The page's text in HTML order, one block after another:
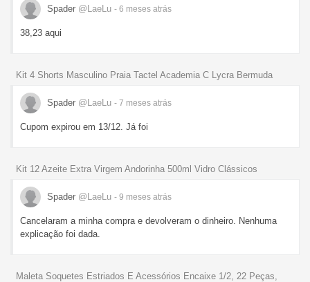
Spader @LaeLu - 6 meses atrás
38,23 aqui
Kit 4 Shorts Masculino Praia Tactel Academia C Lycra Bermuda
Spader @LaeLu - 7 meses atrás
Cupom expirou em 13/12. Já foi
Kit 12 Azeite Extra Virgem Andorinha 500ml Vidro Clássicos
Spader @LaeLu - 9 meses atrás
Cancelaram a minha compra e devolveram o dinheiro. Nenhuma
explicação foi dada.
Maleta Soquetes Estriados E Acessórios Encaixe 1/2, 22 Peças,